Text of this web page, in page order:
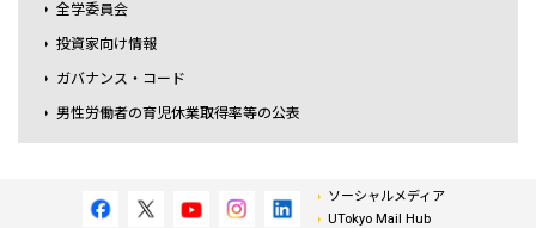
全学委員会
投資家向け情報
ガバナンス・コード
男性労働者の育児休業取得率等の公表
ソーシャルメディア
UTokyo Mail Hub